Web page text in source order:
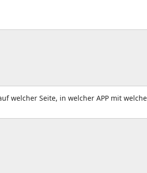
welcher Seite, in welcher APP mit